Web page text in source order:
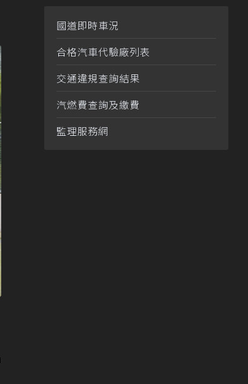
國道即時車況
合格汽車代驗廠列表
交通違規查詢結果
汽燃費查詢及繳費
監理服務網